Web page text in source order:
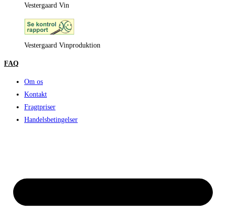
Vestergaard Vin
Vestergaard Vinproduktion
FAQ
Om os
Kontakt
Fragtpriser
Handelsbetingelser